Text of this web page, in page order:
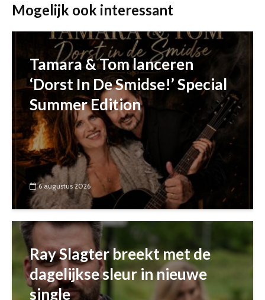
Mogelijk ook interessant
Tamara & Tom lanceren
‘Dorst In De Smidse!’ Special
Summer Edition
6 augustus 2026
Ray Slagter breekt met de
dagelijkse sleur in nieuwe
single